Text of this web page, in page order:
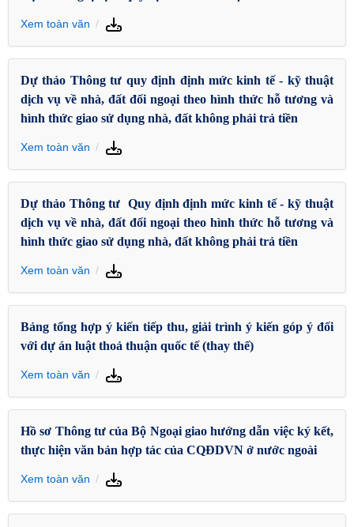
Xem toàn văn
Dự thảo Thông tư quy định định mức kinh tế - kỹ thuật
dịch vụ về nhà, đất đối ngoại theo hình thức hỗ tương và
hình thức giao sử dụng nhà, đất không phải trả tiền
Xem toàn văn
Dự thảo Thông tư Quy định định mức kinh tế - kỹ thuật
dịch vụ về nhà, đất đối ngoại theo hình thức hỗ tương và
hình thức giao sử dụng nhà, đất không phải trả tiền
Xem toàn văn
Bảng tổng hợp ý kiến tiếp thu, giải trình ý kiến góp ý đối
với dự án luật thoả thuận quốc tế (thay thế)
Xem toàn văn
Hồ sơ Thông tư của Bộ Ngoại giao hướng dẫn việc ký kết,
thực hiện văn bản hợp tác của CQĐDVN ở nước ngoài
Xem toàn văn